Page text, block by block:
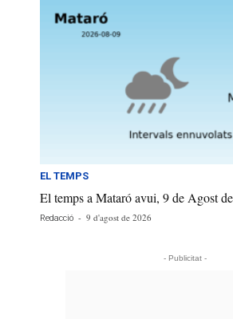
EL TEMPS
El temps a Mataró avui, 9 de Agost
Redacció - 9 d'agost de 2026
- Publicitat -